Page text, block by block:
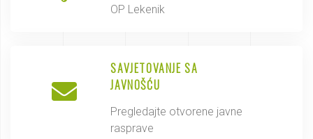
OP Lekenik
SAVJETOVANJE SA
JAVNOŠĆU
Pregledajte otvorene javne
rasprave